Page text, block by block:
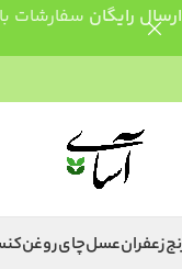
زعفرانعسلچایروغن
ارسال رایگان سفارشات بالای 10/000/000